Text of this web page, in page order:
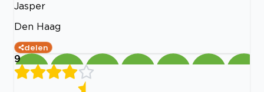
Jasper
Den Haag
delen
9